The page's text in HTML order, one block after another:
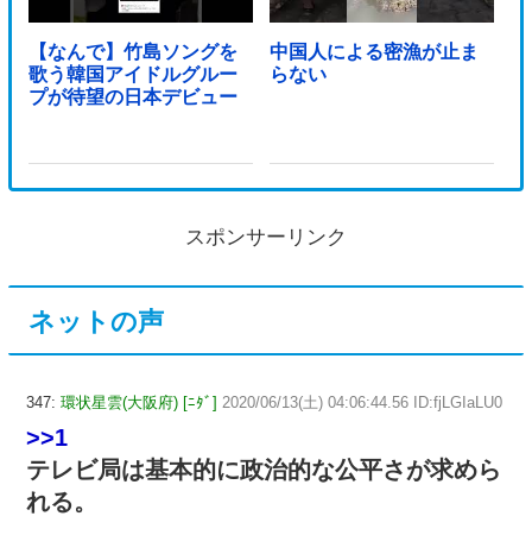
【なんで】竹島ソングを
歌う韓国アイドルグルー
プが待望の日本デビュー
中国人による密漁が止ま
らない
スポンサーリンク
ネットの声
347: 環状星雲(大阪府) [ﾆﾀﾞ] 2020/06/13(土) 04:06:44.56 ID:fjLGIaLU0
>>1
テレビ局は基本的に政治的な公平さが求めら
れる。